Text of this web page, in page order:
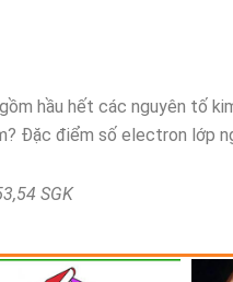
hầu hết các nguyên tố
Đặc điểm số electron lớp
SGK